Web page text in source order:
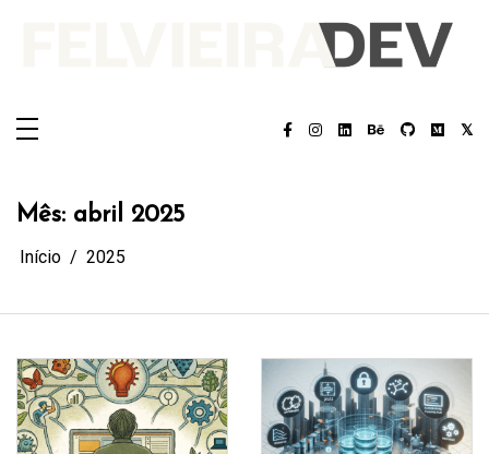
Felvieira.dev
Mês: abril 2025
Início 2025